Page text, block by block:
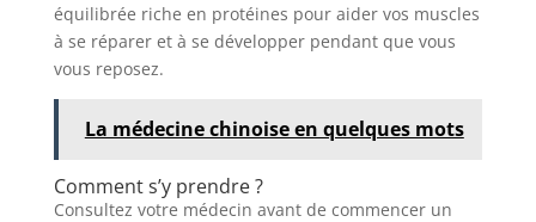
équilibrée riche en protéines pour aider vos muscles
à se réparer et à se développer pendant que vous
vous reposez.
La médecine chinoise en quelques mots
Comment s’y prendre ?
Consultez votre médecin avant de commencer un